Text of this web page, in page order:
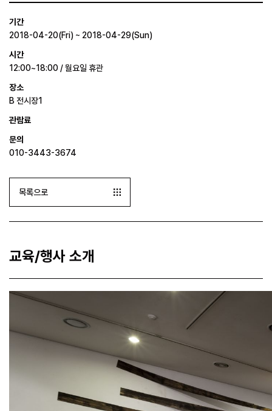
기간
2018-04-20(Fri) ~ 2018-04-29(Sun)
시간
12:00~18:00 / 월요일 휴관
장소
B 전시장1
관람료
문의
010-3443-3674
목록으로
교육/행사 소개